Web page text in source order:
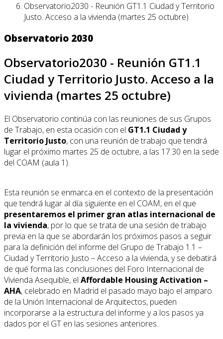
Observatorio2030 - Reunión GT1.1 Ciudad y Territorio
Justo. Acceso a la vivienda (martes 25 octubre)
Observatorio 2030
Observatorio2030 - Reunión GT1.1
Ciudad y Territorio Justo. Acceso a la
vivienda (martes 25 octubre)
El Observatorio continúa con las reuniones de sus Grupos
de Trabajo, en esta ocasión con el GT1.1 Ciudad y
Territorio Justo, con una reunión de trabajo que tendrá
lugar el próximo martes 25 de octubre, a las 17:30 en la sede
del COAM (aula 1).
Esta reunión se enmarca en el contexto de la presentación
que tendrá lugar al día siguiente en el COAM, en el que
presentaremos el primer gran atlas internacional de
la vivienda, por lo que se trata de una sesión de trabajo
previa en la que se abordarán los próximos pasos a seguir
para la definición del informe del Grupo de Trabajo 1.1 –
Ciudad y Territorio Justo – Acceso a la vivienda, y se debatirá
de qué forma las conclusiones del Foro Internacional de
Vivienda Asequible, el Affordable Housing Activation –
AHA, celebrado en Madrid el pasado mayo bajo el amparo
de la Unión Internacional de Arquitectos, pueden
incorporarse a la estructura del informe y a los pasos ya
dados por el GT en las sesiones anteriores.